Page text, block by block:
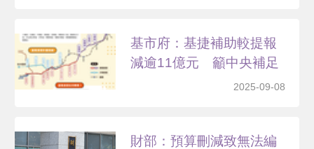
基市府：基捷補助較提報
減逾11億元 籲中央補足
2025-09-08
財部：預算刪減致無法編